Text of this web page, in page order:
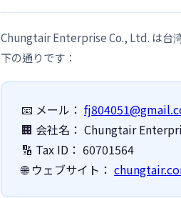
Chungtair Enterprise Co., Ltd. は台
下の通りです：
📧 メール：
🏢 会社名： Chungtair
🔢 Tax ID： 60701564
🌐 ウェブサイト：